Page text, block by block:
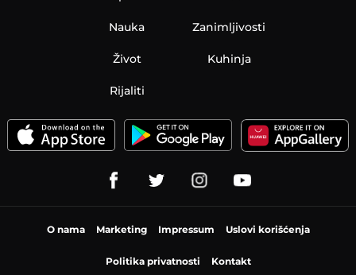
Nauka Zanimljivosti
Život Kuhinja
Rijaliti
O nama Marketing Impressum Uslovi korišćenja
Politika privatnosti Kontakt